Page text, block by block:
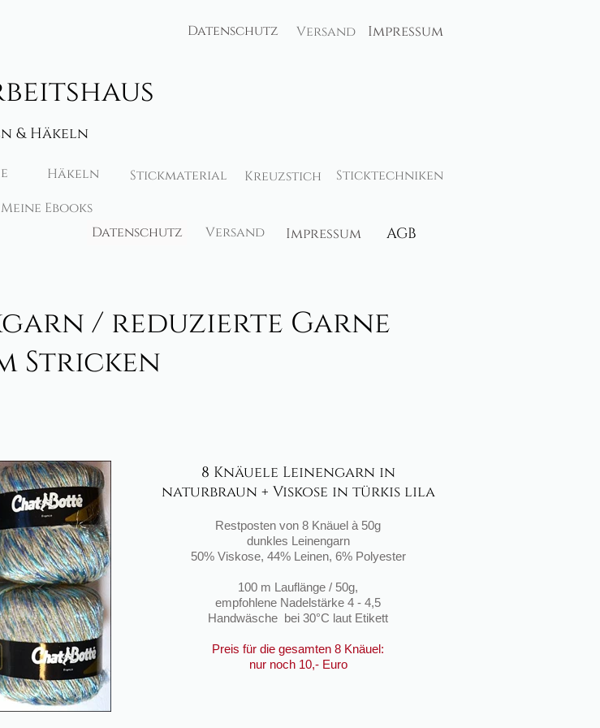
Datenschutz Versand Impressum
& Häkeln
Häkeln Stickmaterial Kreuzstich
Sticktechniken
Meine Ebooks
Datenschutz
Versand Impressum AGB
/ reduzierte Garne
Stricken
8 Knäuele Leinengarn in
naturbraun + Viskose in türkis lila
Restposten von 8 Knäuel à 50g
dunkles Leinengarn
50% Viskose, 44% Leinen, 6% Polyester
100 m Lauflänge / 50g,
empfohlene Nadelstärke 4 - 4,5
Handwäsche bei 30°C laut Etikett
Preis für die gesamten 8 Knäuel:
nur noch 10,- Euro